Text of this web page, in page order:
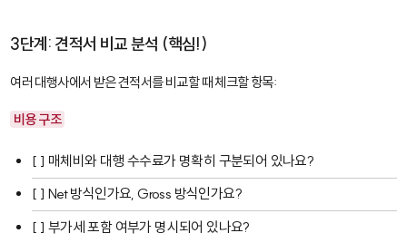
3단계: 견적서 비교 분석 (핵심!)
여러 대행사에서 받은 견적서를 비교할 때 체크할 항목:
비용 구조
[ ] 매체비와 대행 수수료가 명확히 구분되어 있나요?
[ ] Net 방식인가요, Gross 방식인가요?
[ ] 부가세 포함 여부가 명시되어 있나요?